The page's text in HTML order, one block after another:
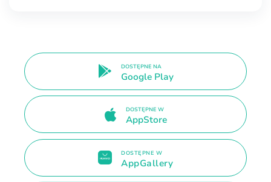
DOSTĘPNE NA
Google Play
DOSTĘPNE W
AppStore
DOSTĘPNE W
AppGallery